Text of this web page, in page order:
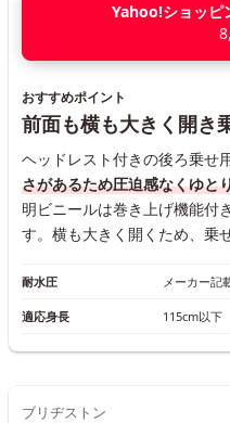
Yahoo!ショッピ
おすすめポイント
前面も横も大きく開き
ヘッドレスト付きの後ろ乗せ
さがあるため圧迫感なくゆと
明ビニールは巻き上げ機能付
す。横も大きく開くため、乗
耐水圧 メーカー記
適応身長 115cm以下
ブリヂストン